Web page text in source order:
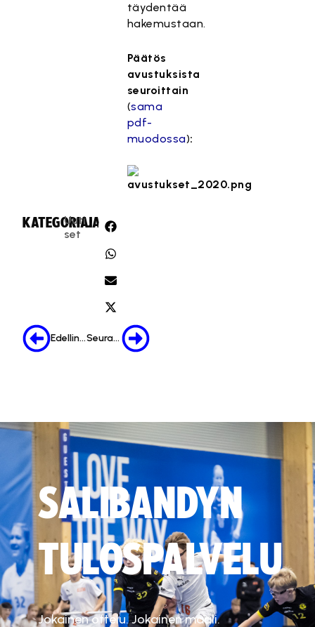
täydentää
hakemustaan.
Päätös
avustuksista
seuroittain
(sama
pdf-
muodossa):
KATEGORIA:
Uuti
set
JAA:
Edellinen Seuraava
SALIBANDYN
TULOSPALVELU
Jokainen ottelu. Jokainen maali.